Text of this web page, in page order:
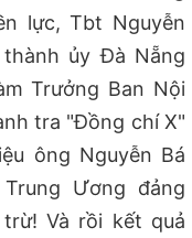
lực, Tbt Nguyễn
ủy Đà Nẵng
Trưởng Ban Nội
tra "Đồng chí X"
ông Nguyễn Bá
Ương đảng
Và rồi kết quả